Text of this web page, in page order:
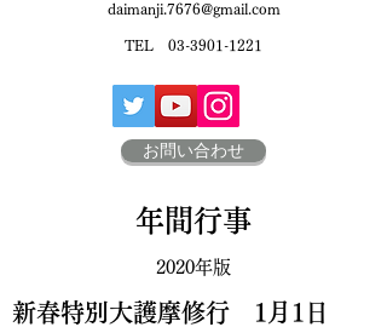
daimanji.7676@gmail.com
TEL 03-3901-1221
お問い合わせ
年間行事
2020年版
新春特別大護摩修行 1月1日